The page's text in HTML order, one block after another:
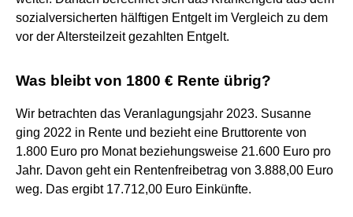
sozialversicherten hälftigen Entgelt im Vergleich zu dem
vor der Altersteilzeit gezahlten Entgelt.
Was bleibt von 1800 € Rente übrig?
Wir betrachten das Veranlagungsjahr 2023. Susanne
ging 2022 in Rente und bezieht eine Bruttorente von
1.800 Euro pro Monat beziehungsweise 21.600 Euro pro
Jahr. Davon geht ein Rentenfreibetrag von 3.888,00 Euro
weg. Das ergibt 17.712,00 Euro Einkünfte.